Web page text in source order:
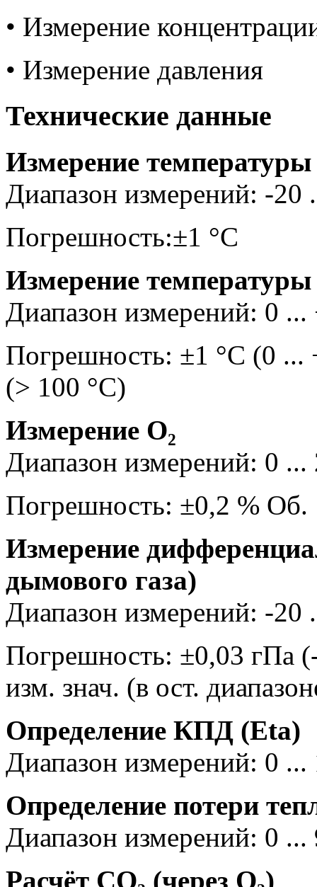
• Измерение
• Измерение давления
Технические данные
Измерение
Диапазон измерений: -20
Погрешность:±1 °C
Измерение
Диапазон измерений: 0 ...
Погрешность: ±1 °C (0 ...
(> 100 °C)
Измерение О₂
Диапазон измерений: 0
Погрешность: ±0,2 % Об.
Измерение
дымового газа)
Диапазон измерений: -20
Погрешность: ±0,03 гПа
изм. знач. (в ост.
Определение КПД (Eta)
Диапазон измерений: 0 ...
Определение потери
Диапазон измерений: 0 ...
Расчёт CO₂ (через O₂)